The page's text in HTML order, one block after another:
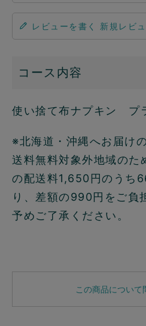
レビューを書く
コース内容
使い捨て布ナプキン プ
※北海道・沖縄へお届け
送料無料対象外地域のた
の配送料1,650円のうち
り、差額の990円をご負
予めご了承ください。
この商品について